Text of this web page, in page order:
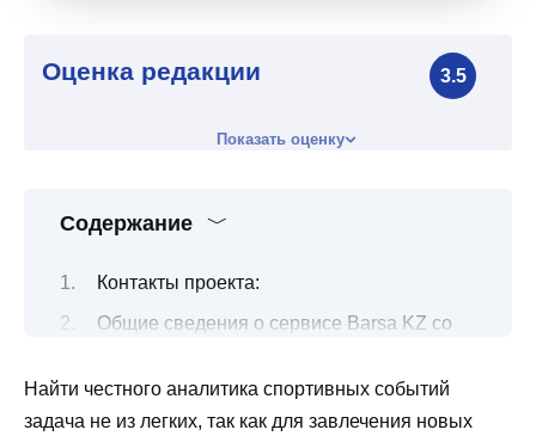
Оценка редакции 3.5
Показать оценку
Содержание
Контакты проекта:
Общие сведения о сервисе Barsa KZ со
Реальные отзывы о ставках на футбол от
каппера Барса кз
Найти честного аналитика спортивных событий
задача не из легких, так как для завлечения новых